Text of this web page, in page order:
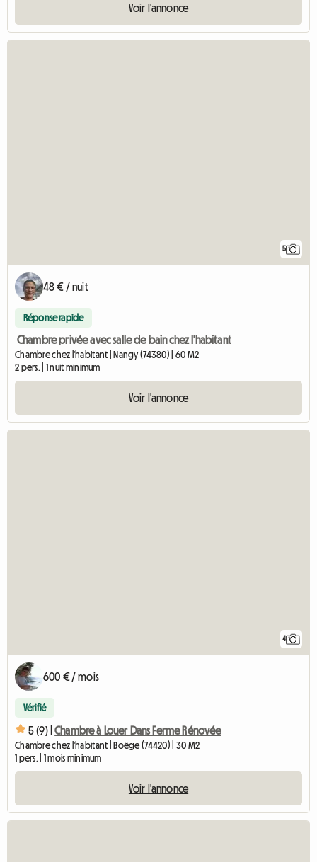
Voir l'annonce
5
48 € / nuit
Réponse rapide
Chambre privée avec salle de bain chez l'habitant
Chambre chez l'habitant | Nangy (74380) | 60 M2
2 pers. | 1 nuit minimum
Voir l'annonce
4
600 € / mois
Vérifié
5 (9) | Chambre à Louer Dans Ferme Rénovée
Chambre chez l'habitant | Boëge (74420) | 30 M2
1 pers. | 1 mois minimum
Voir l'annonce